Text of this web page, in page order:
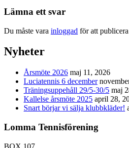
Lämna ett svar
Du måste vara inloggad för att
Nyheter
Årsmöte 2026 maj 11, 2026
Luciatennis 6 december
Träningsuppehåll 29/5-30/5 maj
Kallelse årsmöte 2025 april 28,
Snart börjar vi sälja klubbkläder!
Lomma Tennisförening
BOX 107